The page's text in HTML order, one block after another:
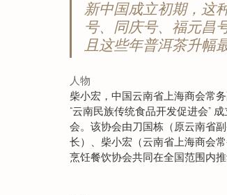
新中国成立初期，这
号、同庆号、福元昌
且这些年普洱茶升幅
人物
柴小宏，中国云南省上海商会常
“云南民族传统食品开发促进会”
会。该协会由刀国栋（原云南省
长）、柴小宏（云南省上海商会
烹饪餐饮协会共同在全国范围内